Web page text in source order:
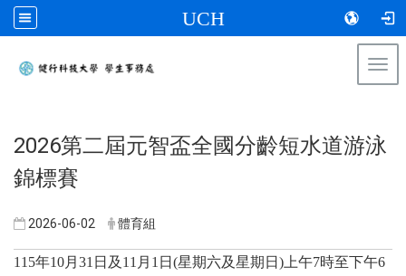
UCH
2026第二屆元智盃全國分齡短水道游泳
錦標賽
2026-06-02 體育組
115年10月31日及11月1日(星期六及星期日)上午7時至下午6